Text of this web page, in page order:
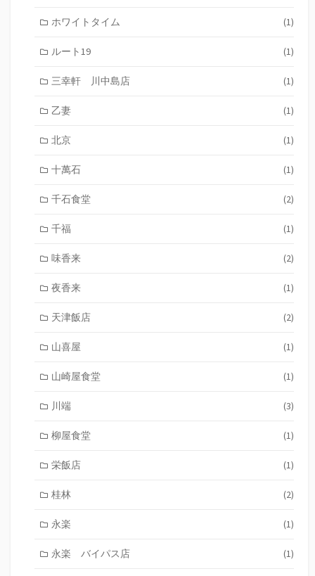
ホワイトタイム (1)
ルート19 (1)
三幸軒 川中島店 (1)
乙妻 (1)
北京 (1)
十萬石 (1)
千石食堂 (2)
千福 (1)
味香来 (2)
夜香来 (1)
天津飯店 (2)
山喜屋 (1)
山崎屋食堂 (1)
川端 (3)
柳屋食堂 (1)
栄飯店 (1)
桂林 (2)
永楽 (1)
永楽 バイパス店 (1)